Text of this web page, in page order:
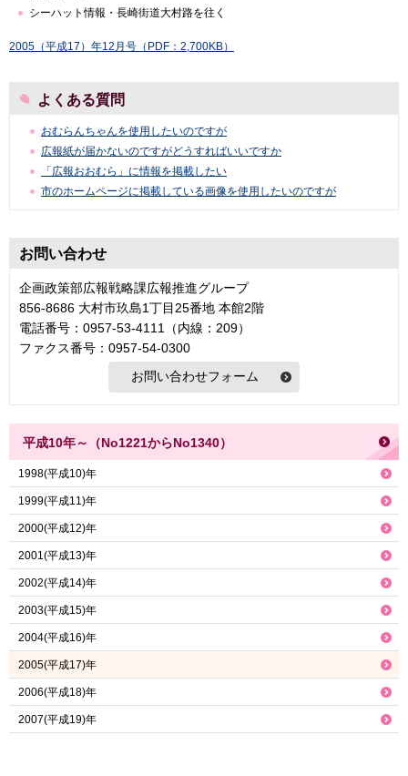
シーハット情報・長崎街道大村路を往く
2005（平成17）年12月号（PDF：2,700KB）
よくある質問
おむらんちゃんを使用したいのですが
広報紙が届かないのですがどうすればいいですか
「広報おおむら」に情報を掲載したい
市のホームページに掲載している画像を使用したいのですが
お問い合わせ
企画政策部広報戦略課広報推進グループ
856-8686 大村市玖島1丁目25番地 本館2階
電話番号：0957-53-4111（内線：209）
ファクス番号：0957-54-0300
平成10年～（No1221からNo1340）
1998(平成10)年
1999(平成11)年
2000(平成12)年
2001(平成13)年
2002(平成14)年
2003(平成15)年
2004(平成16)年
2005(平成17)年
2006(平成18)年
2007(平成19)年